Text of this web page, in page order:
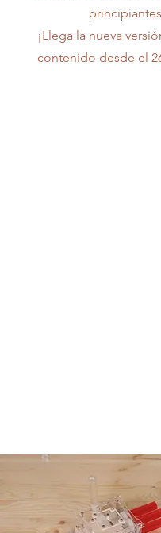
¡Llega la nueva
contenido desde el